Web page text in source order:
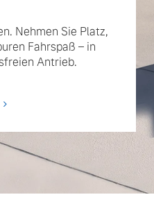
Nehmen Sie Platz,
Fahrspaß – in
Antrieb.